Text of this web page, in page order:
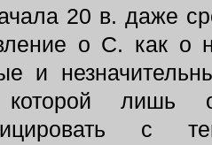
20 в. даже
о С. как о
и
которой лишь
с